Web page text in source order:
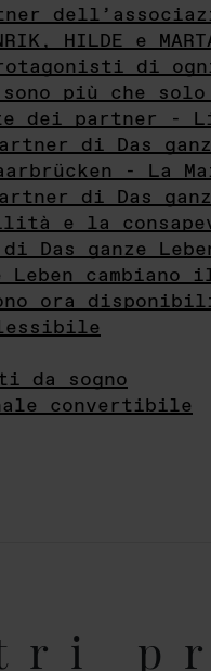
HILDE e
protagonisti di
sono più che
dei partner -
di Das
- La
di Das
e la
Das ganze
cambiano
ora disponibili
da sogno
convertibile